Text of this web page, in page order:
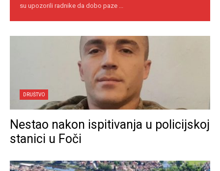
su upozorili radnike da dobo paze ...
DRUŠTVO
Nestao nakon ispitivanja u policijskoj
stanici u Foči